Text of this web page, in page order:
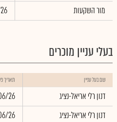
מור השקעות
בעלי עניין מוכרים
שם בעל עניין תאריך
דנון רלי אריאל-נציג 26
דנון רלי אריאל-נציג
26